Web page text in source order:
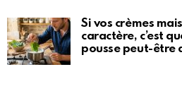
Si vos crèmes
caractère, c’est
pousse peut-être